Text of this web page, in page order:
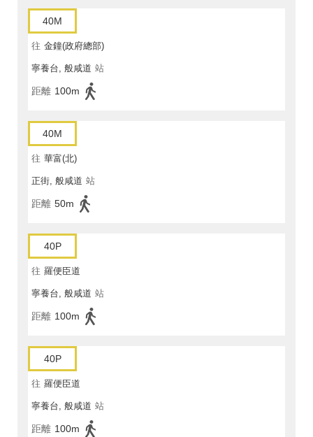
40M
往 金鐘(政府總部)
寧養台, 般咸道 站
距離 100m
40M
往 華富(北)
正街, 般咸道 站
距離 50m
40P
往 羅便臣道
寧養台, 般咸道 站
距離 100m
40P
往 羅便臣道
寧養台, 般咸道 站
距離 100m